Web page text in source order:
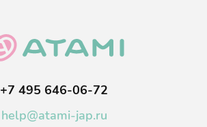
+7 495 646-06-72
help@atami-jap.ru